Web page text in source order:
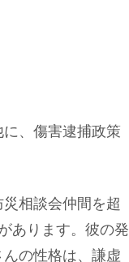
、傷害逮捕政策
相談会仲間を超
あります。彼の発
の性格は、謙虚